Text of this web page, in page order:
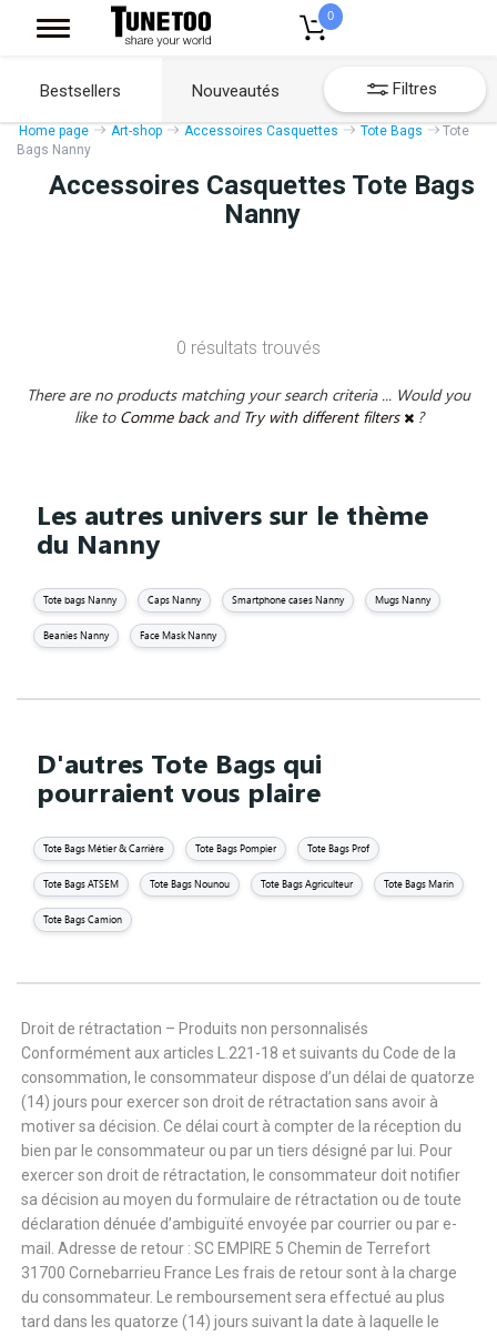
0
Bestsellers Nouveautés Filtres
Home page Art-shop Accessoires Casquettes Tote Bags
Tote
Bags Nanny
Accessoires Casquettes Tote Bags
Nanny
0 résultats trouvés
There are no products matching your search criteria ... Would you
like to Comme back and Try with different filters ?
Les autres univers sur le thème
du Nanny
Tote bags Nanny Caps Nanny Smartphone cases Nanny Mugs Nanny
Beanies Nanny Face Mask Nanny
D'autres Tote Bags qui
pourraient vous plaire
Tote Bags Métier & Carrière Tote Bags Pompier Tote Bags Prof
Tote Bags ATSEM Tote Bags Nounou Tote Bags Agriculteur Tote Bags Marin
Tote Bags Camion
Droit de rétractation – Produits non personnalisés
Conformément aux articles L.221-18 et suivants du Code de la
consommation, le consommateur dispose d’un délai de quatorze
(14) jours pour exercer son droit de rétractation sans avoir à
motiver sa décision. Ce délai court à compter de la réception du
bien par le consommateur ou par un tiers désigné par lui. Pour
exercer son droit de rétractation, le consommateur doit notifier
sa décision au moyen du formulaire de rétractation ou de toute
déclaration dénuée d’ambiguïté envoyée par courrier ou par e-
mail. Adresse de retour : SC EMPIRE 5 Chemin de Terrefort
31700 Cornebarrieu France Les frais de retour sont à la charge
du consommateur. Le remboursement sera effectué au plus
tard dans les quatorze (14) jours suivant la date à laquelle le